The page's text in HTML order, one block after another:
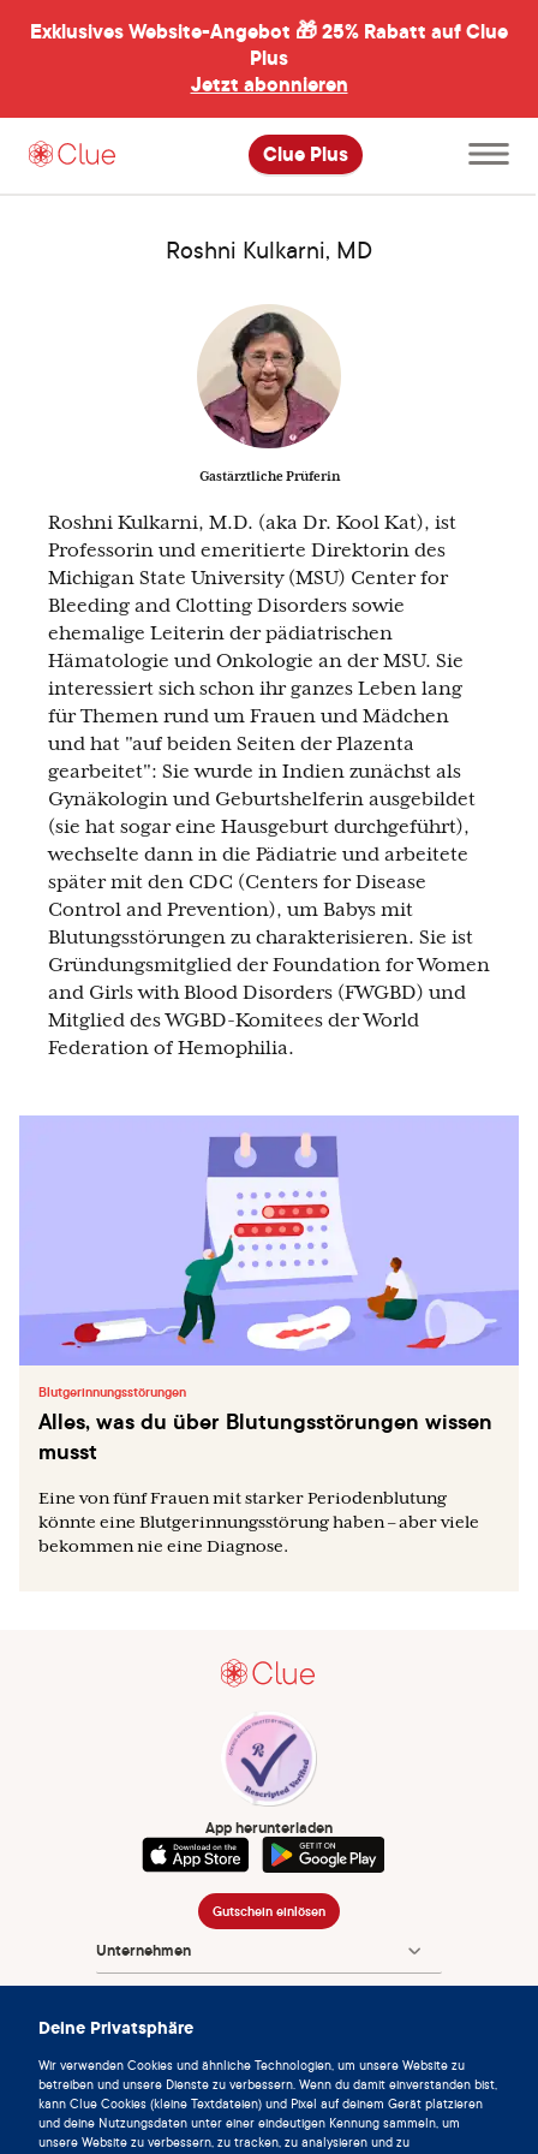
Deine Privatsphäre
Wir verwenden Cookies und ähnliche Technologien, um unsere Website zu
betreiben und unsere Dienste zu verbessern. Wenn du damit einverstanden bist,
kann Clue Cookies (kleine Textdateien) und Pixel auf deinem Gerät platzieren
und deine Nutzungsdaten unter einer eindeutigen Kennung sammeln, um
unsere Website zu verbessern, zu tracken, zu analysieren und zu
Exklusives Website-Angebot 🎁25% Rabatt auf Clue
Plus
Jetzt abonnieren
Clue Plus
öffnen
Roshni Kulkarni, MD
Gastärztliche Prüferin
Roshni Kulkarni, M.D. (aka Dr. Kool Kat), ist
Professorin und emeritierte Direktorin des
Michigan State University (MSU) Center for
Bleeding and Clotting Disorders sowie
ehemalige Leiterin der pädiatrischen
Hämatologie und Onkologie an der MSU. Sie
interessiert sich schon ihr ganzes Leben lang
für Themen rund um Frauen und Mädchen
und hat "auf beiden Seiten der Plazenta
gearbeitet": Sie wurde in Indien zunächst als
Gynäkologin und Geburtshelferin ausgebildet
(sie hat sogar eine Hausgeburt durchgeführt),
wechselte dann in die Pädiatrie und arbeitete
später mit den CDC (Centers for Disease
Control and Prevention), um Babys mit
Blutungsstörungen zu charakterisieren. Sie ist
Gründungsmitglied der Foundation for Women
and Girls with Blood Disorders (FWGBD) und
Mitglied des WGBD-Komitees der World
Federation of Hemophilia.
Blutgerinnungsstörungen
Alles, was du über Blutungsstörungen wissen
musst
Eine von fünf Frauen mit starker Periodenblutung
könnte eine Blutgerinnungsstörung haben – aber viele
bekommen nie eine Diagnose.
App herunterladen
Gutschein einlösen
Unternehmen
Enzyklopädie
Info
Partnerships